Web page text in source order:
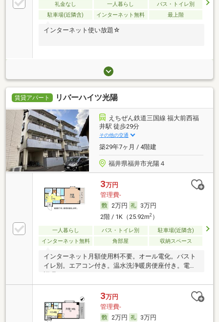
礼金なし 一人暮らし
バス・トイレ別
駐車場(近隣含)
インターネット無料 最上階
インターネット使い放題☆
賃貸アパート リバーハイツ光陽
えちぜん鉄道三国線 福大前西福
井駅 徒歩29分
その他の交通
築29年7ヶ月 / 4階建
福井県福井市光陽４
3万円
管理費-
2万円
3万円
2階 / 1K（25.92m2）
一人暮らし バス・トイレ別
駐車場(近隣含)
インターネット無料
角部屋 収納スペース
インターネット月額使用料不要。オール電化。バスト
イレ別。エアコン付き。温水洗浄暖房便座付き。電気
3万円
管理費-
2万円
3万円